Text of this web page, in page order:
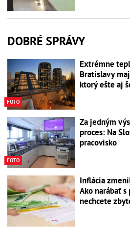
DOBRÉ SPRÁVY
FOTO
Extrémne
Bratislavy
ktorý ešte aj
FOTO
Za jedným
proces: Na
pracovisko
Inflácia
Ako narábať
nechcete